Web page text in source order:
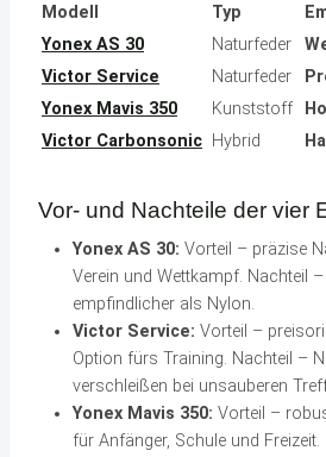
Modell
Typ
Yonex AS 30
Naturfeder
Victor Service
Naturfeder
Yonex Mavis 350
Kunststoff
Victor Carbonsonic Hybrid
Vor- und Nachteile der vier
Yonex AS 30: Vorteil – präzise
Verein und Wettkampf. Nachteil
empfindlicher als Nylon.
Victor Service: Vorteil –
Option fürs Training. Nachteil –
verschleißen bei unsauberen
Yonex Mavis 350: Vorteil –
für Anfänger, Schule und